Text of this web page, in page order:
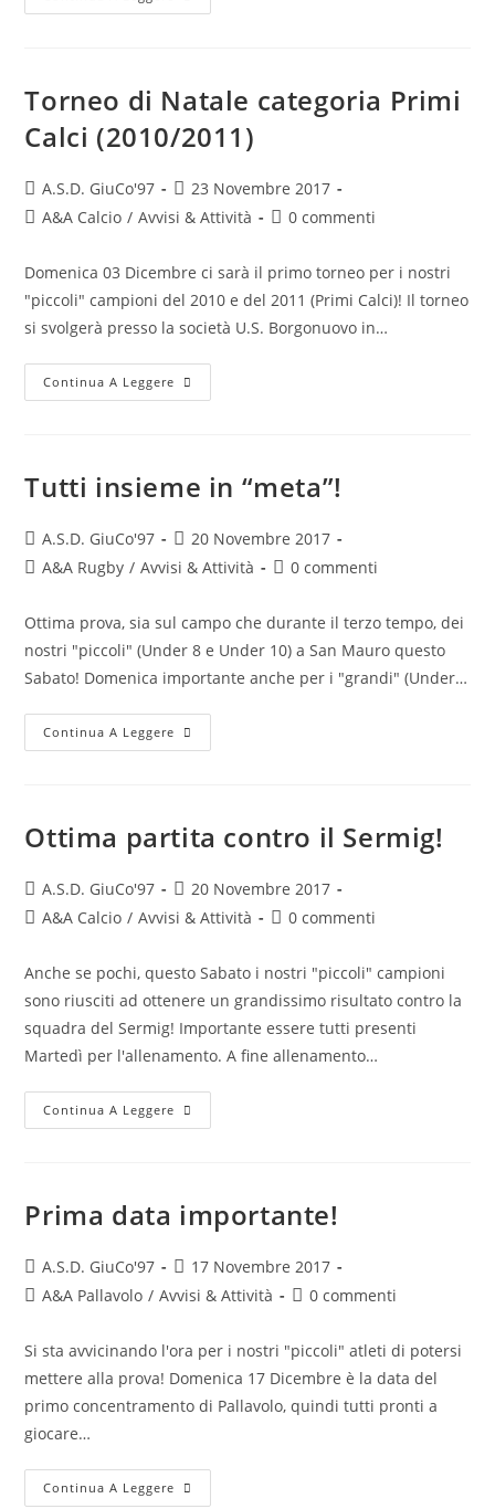
Torneo di Natale categoria Primi
Calci (2010/2011)
A.S.D. GiuCo'97
23 Novembre 2017
A&A Calcio / Avvisi & Attività 0 commenti
Domenica 03 Dicembre ci sarà il primo torneo per i nostri
"piccoli" campioni del 2010 e del 2011 (Primi Calci)! Il torneo
si svolgerà presso la società U.S. Borgonuovo in…
Continua A Leggere
Tutti insieme in “meta”!
A.S.D. GiuCo'97
20 Novembre 2017
A&A Rugby / Avvisi & Attività 0 commenti
Ottima prova, sia sul campo che durante il terzo tempo, dei
nostri "piccoli" (Under 8 e Under 10) a San Mauro questo
Sabato! Domenica importante anche per i "grandi" (Under…
Continua A Leggere
Ottima partita contro il Sermig!
A.S.D. GiuCo'97
20 Novembre 2017
A&A Calcio / Avvisi & Attività 0 commenti
Anche se pochi, questo Sabato i nostri "piccoli" campioni
sono riusciti ad ottenere un grandissimo risultato contro la
squadra del Sermig! Importante essere tutti presenti
Martedì per l'allenamento. A fine allenamento…
Continua A Leggere
Prima data importante!
A.S.D. GiuCo'97
17 Novembre 2017
A&A Pallavolo / Avvisi & Attività 0 commenti
Si sta avvicinando l'ora per i nostri "piccoli" atleti di potersi
mettere alla prova! Domenica 17 Dicembre è la data del
primo concentramento di Pallavolo, quindi tutti pronti a
giocare…
Continua A Leggere